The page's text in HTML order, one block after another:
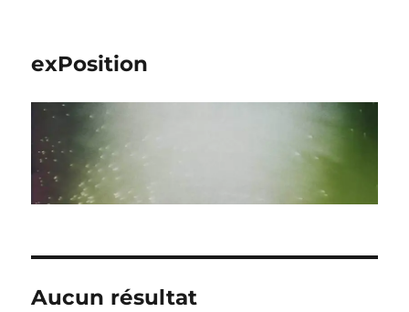
exPosition
Aucun résultat